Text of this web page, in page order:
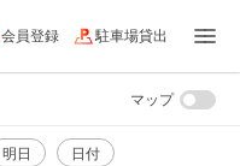
会員登録 駐車場貸出
明日 日付
マップ